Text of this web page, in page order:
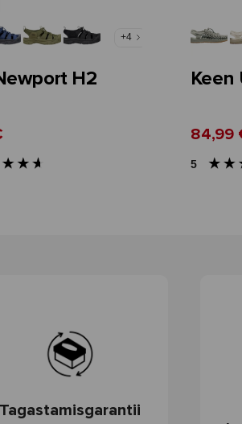
+4
H2
Keen
84,99
5
Tagastamisgarantii